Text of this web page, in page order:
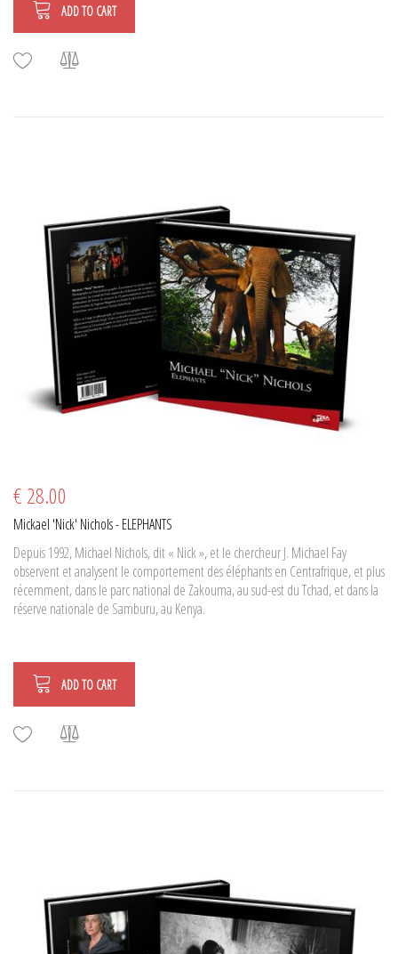
ADD TO CART
€ 28.00
Mickael 'Nick' Nichols - ELEPHANTS
Depuis 1992, Michael Nichols, dit « Nick », et le chercheur J. Michael Fay
observent et analysent le comportement des éléphants en Centrafrique, et plus
récemment, dans le parc national de Zakouma, au sud-est du Tchad, et dans la
réserve nationale de Samburu, au Kenya.
ADD TO CART